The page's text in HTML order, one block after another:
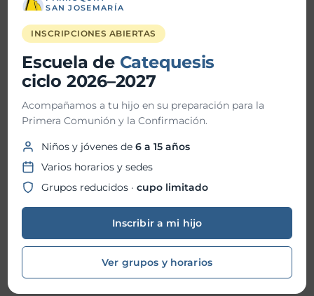
Historial de Noticias
junio 2026
mayo 2026
abril 2026
SAN JOSEMARÍA
INSCRIPCIONES ABIERTAS
Escuela de Catequesis
ciclo 2026–2027
Acompañamos a tu hijo en su preparación para la
Primera Comunión y la Confirmación.
Niños y jóvenes de6 a 15 años
Varios horarios y sedes
Grupos reducidos ·cupo limitado
Inscribir a mi hijo
Ver grupos y horarios